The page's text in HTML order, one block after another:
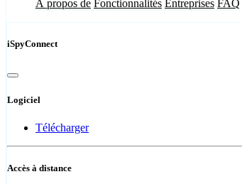
À propos de Fonctionnalités Entreprises FAQ
iSpyConnect
Logiciel
Télécharger
Accès à distance